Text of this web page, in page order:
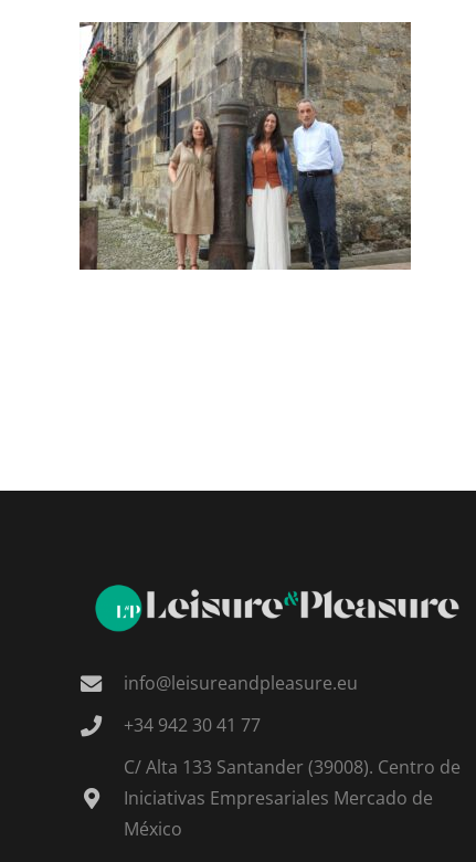
info@leisureandpleasure.eu
+34 942 30 41 77
C/ Alta 133 Santander (39008). Centro de
Iniciativas Empresariales Mercado de
México